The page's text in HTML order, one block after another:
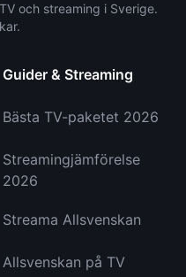
och streaming i Sverige.
Guider & Streaming
Bästa TV-paketet 2026
Streamingjämförelse
2026
Streama Allsvenskan
Allsvenskan på TV